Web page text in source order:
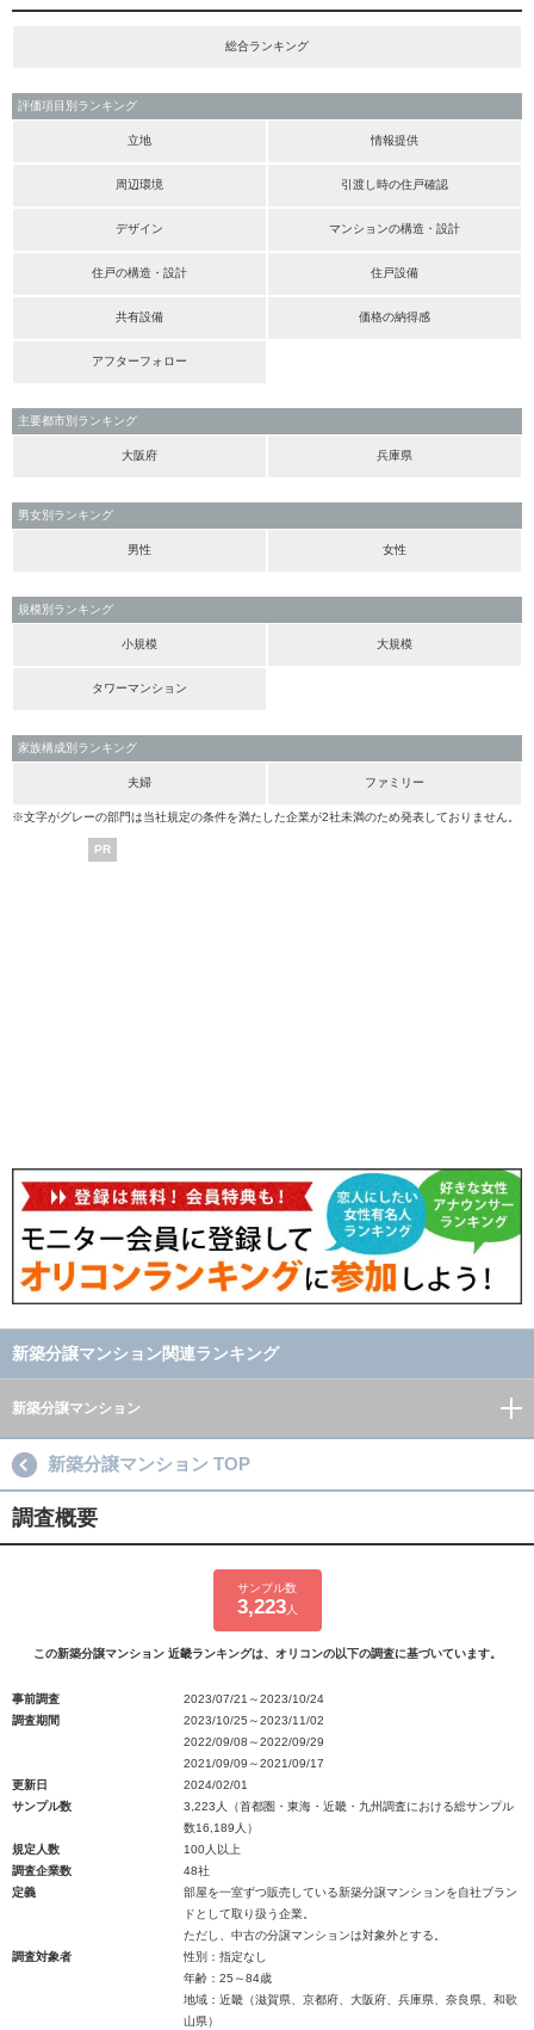
総合ランキング
評価項目別ランキング
立地 情報提供
周辺環境 引渡し時の住戸確認
デザイン マンションの構造・設計
住戸の構造・設計 住戸設備
共有設備 価格の納得感
アフターフォロー
主要都市別ランキング
大阪府 兵庫県
男女別ランキング
男性 女性
規模別ランキング
小規模 大規模
タワーマンション
家族構成別ランキング
夫婦 ファミリー
※文字がグレーの部門は当社規定の条件を満たした企業が2社未満のため発表しておりません。
PR
新築分譲マンション関連ランキング
新築分譲マンション
新築分譲マンション TOP
調査概要
サンプル数
3,223人
この新築分譲マンション 近畿ランキングは、オリコンの以下の調査に基づいています。
事前調査
2023/07/21～2023/10/24
調査期間
2023/10/25～2023/11/02
2022/09/08～2022/09/29
2021/09/09～2021/09/17
更新日
2024/02/01
サンプル数
3,223人（首都圏・東海・近畿・九州調査における総サンプル
数16,189人）
規定人数
100人以上
調査企業数
48社
定義
部屋を一室ずつ販売している新築分譲マンションを自社ブラン
ドとして取り扱う企業。
ただし、中古の分譲マンションは対象外とする。
調査対象者
性別：指定なし
年齢：25～84歳
地域：近畿（滋賀県、京都府、大阪府、兵庫県、奈良県、和歌
山県）